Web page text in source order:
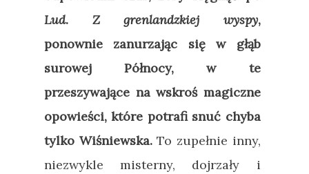
Lud. Z grenlandzkiej wyspy,
ponownie zanurzając się w głąb
surowej Północy, w te
przeszywające na wskroś magiczne
opowieści, które potrafi snuć chyba
tylko Wiśniewska.To zupełnie inny,
niezwykle misterny, dojrzały i